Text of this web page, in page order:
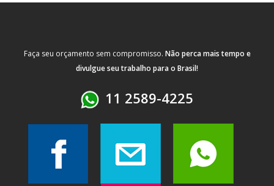
Faça seu orçamento sem compromisso. Não perca mais tempo e
divulgue seu trabalho para o Brasil!
11 2589-4225